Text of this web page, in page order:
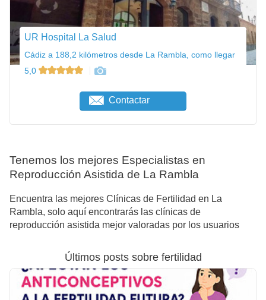
UR Hospital La Salud
Cádiz a 188,2 kilómetros desde La Rambla, como llegar
5,0
Contactar
Tenemos los mejores Especialistas en
Reproducción Asistida de La Rambla
Encuentra las mejores Clínicas de Fertilidad en La
Rambla, solo aquí encontrarás las clínicas de
reproducción asistida mejor valoradas por los usuarios
Últimos posts sobre fertilidad